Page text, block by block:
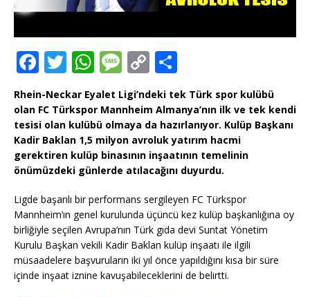
F
a
c
e
b
o
o
k
T
w
it
te
r
W
h
at
s
A
p
p
M
e
ss
a
g
e
C
o
p
y
Li
n
k
ei
le
n
Rhein-Neckar Eyalet Ligi’ndeki tek Türk spor kulübü
olan FC Türkspor Mannheim Almanya’nın ilk ve tek kendi
tesisi olan kulübü olmaya da hazırlanıyor. Kulüp Başkanı
Kadir Baklan 1,5 milyon avroluk yatırım hacmi
gerektiren kulüp binasının inşaatının temelinin
önümüzdeki günlerde atılacağını duyurdu.
Ligde başarılı bir performans sergileyen FC Türkspor
Mannheim’ın genel kurulunda üçüncü kez kulüp başkanlığına oy
birliğiyle seçilen Avrupa’nın Türk gıda devi Suntat Yönetim
Kurulu Başkan vekili Kadir Baklan kulüp inşaatı ile ilgili
müsaadelere başvuruların iki yıl önce yapıldığını kısa bir süre
içinde inşaat iznine kavuşabileceklerini de belirtti.